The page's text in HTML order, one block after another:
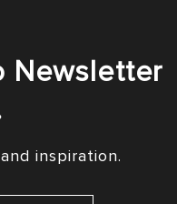
Newsletter
inspiration.